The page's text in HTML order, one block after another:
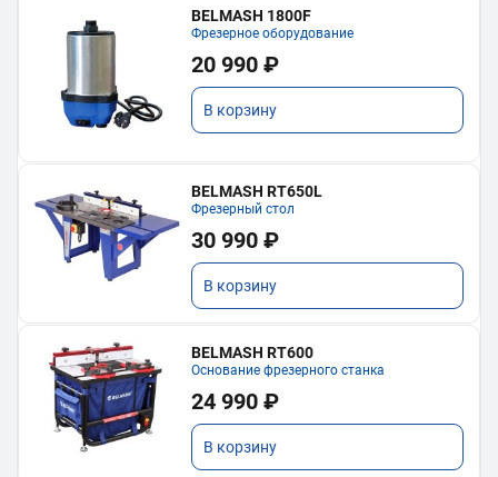
BELMASH 1800F
Фрезерное оборудование
20 990 ₽
В корзину
BELMASH RT650L
Фрезерный стол
30 990 ₽
В корзину
BELMASH RT600
Основание фрезерного станка
24 990 ₽
В корзину